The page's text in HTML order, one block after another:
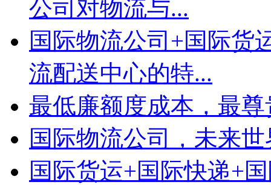
公司对物流与...
国际物流公司+国际货
流配送中心的特...
最低廉额度成本，最
国际物流公司，未来
国际货运+国际快递+